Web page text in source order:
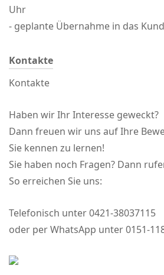
Uhr
- geplante Übernahme in das
Kontakte
Kontakte
Haben wir Ihr Interesse geweckt?
Dann freuen wir uns auf Ihre
Sie kennen zu lernen!
Sie haben noch Fragen? Dann
So erreichen Sie uns:
Telefonisch unter 0421-38037115
oder per WhatsApp unter 0151-